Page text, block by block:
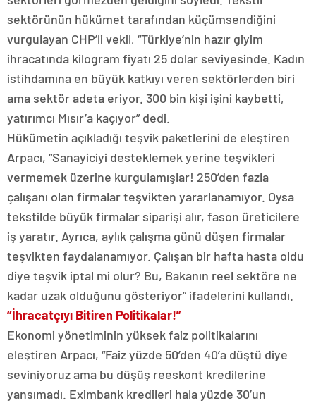
sektörünün hükümet tarafından küçümsendiğini
vurgulayan CHP’li vekil, “Türkiye’nin hazır giyim
ihracatında kilogram fiyatı 25 dolar seviyesinde. Kadın
istihdamına en büyük katkıyı veren sektörlerden biri
ama sektör adeta eriyor. 300 bin kişi işini kaybetti,
yatırımcı Mısır’a kaçıyor” dedi.
Hükümetin açıkladığı teşvik paketlerini de eleştiren
Arpacı, “Sanayiciyi desteklemek yerine teşvikleri
vermemek üzerine kurgulamışlar! 250’den fazla
çalışanı olan firmalar teşvikten yararlanamıyor. Oysa
tekstilde büyük firmalar siparişi alır, fason üreticilere
iş yaratır. Ayrıca, aylık çalışma günü düşen firmalar
teşvikten faydalanamıyor. Çalışan bir hafta hasta oldu
diye teşvik iptal mi olur? Bu, Bakanın reel sektöre ne
kadar uzak olduğunu gösteriyor” ifadelerini kullandı.
“İhracatçıyı Bitiren Politikalar!”
Ekonomi yönetiminin yüksek faiz politikalarını
eleştiren Arpacı, “Faiz yüzde 50’den 40’a düştü diye
seviniyoruz ama bu düşüş reeskont kredilerine
yansımadı. Eximbank kredileri hala yüzde 30’un